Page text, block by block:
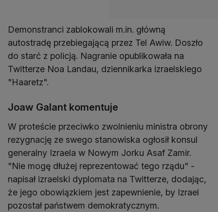
Demonstranci zablokowali m.in. główną
autostradę przebiegającą przez Tel Awiw. Doszło
do starć z policją. Nagranie opublikowała na
Twitterze Noa Landau, dziennikarka izraelskiego
"Haaretz".
Joaw Galant komentuje
W proteście przeciwko zwolnieniu ministra obrony
rezygnację ze swego stanowiska ogłosił konsul
generalny Izraela w Nowym Jorku Asaf Zamir.
"Nie mogę dłużej reprezentować tego rządu" -
napisał izraelski dyplomata na Twitterze, dodając,
że jego obowiązkiem jest zapewnienie, by Izrael
pozostał państwem demokratycznym.